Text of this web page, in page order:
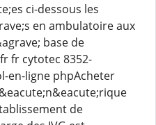
ci-dessous les
en ambulatoire aux
base de
fr cytotec 8352-
en-ligne phpAcheter
de